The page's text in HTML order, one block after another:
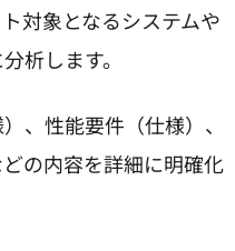
対象となるシステムや
析します。
、性能要件（仕様）、
の内容を詳細に明確化